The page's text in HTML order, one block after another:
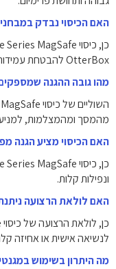
האם הכיסוי נבדק
OtterBox להבטחת עמידות וביצועים מיטביים.
מהו גובה ההגנה
מהמסך ומהמצלמות,
האם הכיסוי מציע הגנה
ונפילות קלות.
האם לולאת הרצועה
לנשיאה אישית או אחיזה
מה היתרון בשימוש